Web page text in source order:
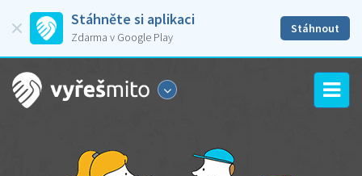
Stáhněte si aplikaci
Zdarma v Google Play
Stáhnout